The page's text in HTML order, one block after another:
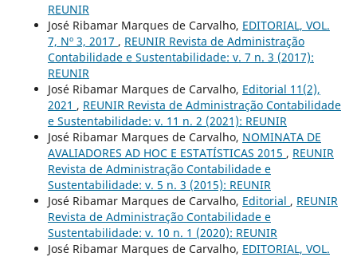
REUNIR
José Ribamar Marques de Carvalho, EDITORIAL, VOL.
7, Nº 3, 2017 , REUNIR Revista de Administração
Contabilidade e Sustentabilidade: v. 7 n. 3 (2017):
REUNIR
José Ribamar Marques de Carvalho, Editorial 11(2),
2021 , REUNIR Revista de Administração Contabilidade
e Sustentabilidade: v. 11 n. 2 (2021): REUNIR
José Ribamar Marques de Carvalho, NOMINATA DE
AVALIADORES AD HOC E ESTATÍSTICAS 2015 , REUNIR
Revista de Administração Contabilidade e
Sustentabilidade: v. 5 n. 3 (2015): REUNIR
José Ribamar Marques de Carvalho, Editorial , REUNIR
Revista de Administração Contabilidade e
Sustentabilidade: v. 10 n. 1 (2020): REUNIR
José Ribamar Marques de Carvalho, EDITORIAL, VOL.